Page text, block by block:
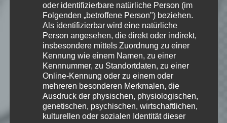
Benachrichtige mich über neue
Beiträge via E-Mail.
Speedy
Ich spiele leidenschaftlich
gerne Strategie, Aufbau und
oder identifizierbare natürliche Person (im
Folgenden „betroffene Person") beziehen.
Als identifizierbar wird eine natürliche
Person angesehen, die direkt oder indirekt,
insbesondere mittels Zuordnung zu einer
Kennung wie einem Namen, zu einer
Kennnummer, zu Standortdaten, zu einer
Online-Kennung oder zu einem oder
mehreren besonderen Merkmalen, die
Ausdruck der physischen, physiologischen,
genetischen, psychischen, wirtschaftlichen,
kulturellen oder sozialen Identität dieser